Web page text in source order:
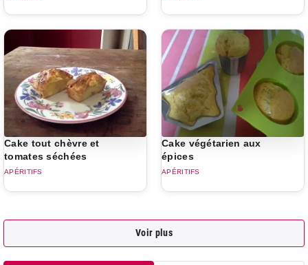
Cake tout chèvre et
tomates séchées
APÉRITIFS
Cake végétarien aux
épices
APÉRITIFS
Voir plus